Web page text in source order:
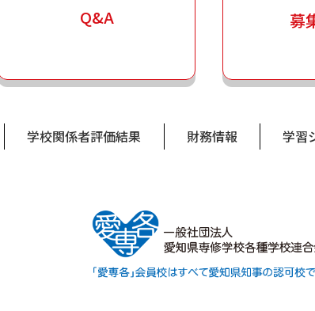
Q&A 募
学校関係者評価結果 財務情報 学習